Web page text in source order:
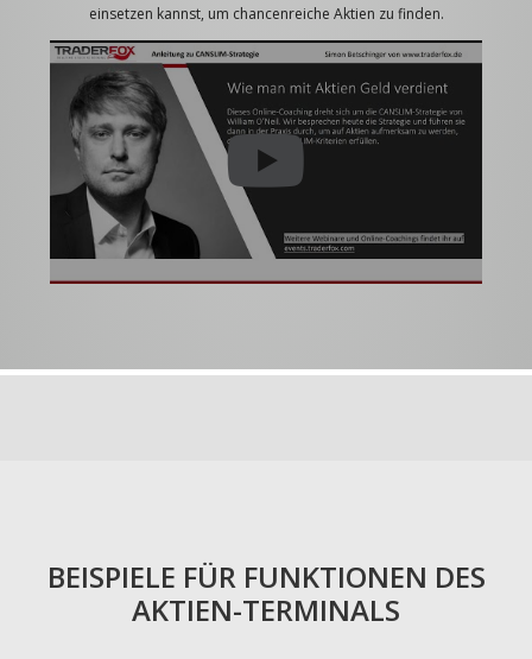
einsetzen kannst, um chancenreiche Aktien zu finden.
BEISPIELE FÜR FUNKTIONEN DES
AKTIEN-TERMINALS